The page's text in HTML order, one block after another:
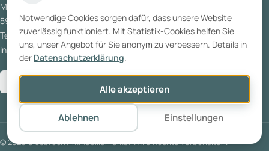
Münsterstraße 5
59065 Hamm
Tel:
02381 5417520
info@giesbrecht-immo.de
© 2026 Giesbrecht Immobilien GmbH. Alle Rechte vorbehalten.
Notwendige Cookies sorgen dafür, dass unsere Website
zuverlässig funktioniert. Mit Statistik-Cookies helfen Sie
uns, unser Angebot für Sie anonym zu verbessern. Details in
der Datenschutzerklärung.
Alle akzeptieren
Ablehnen Einstellungen